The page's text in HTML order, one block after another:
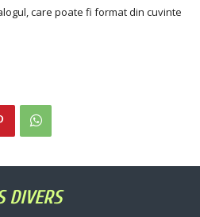
care poate fi format din cuvinte
DIVERS